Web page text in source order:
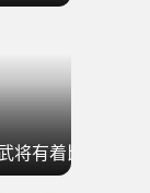
将有着比肩神明